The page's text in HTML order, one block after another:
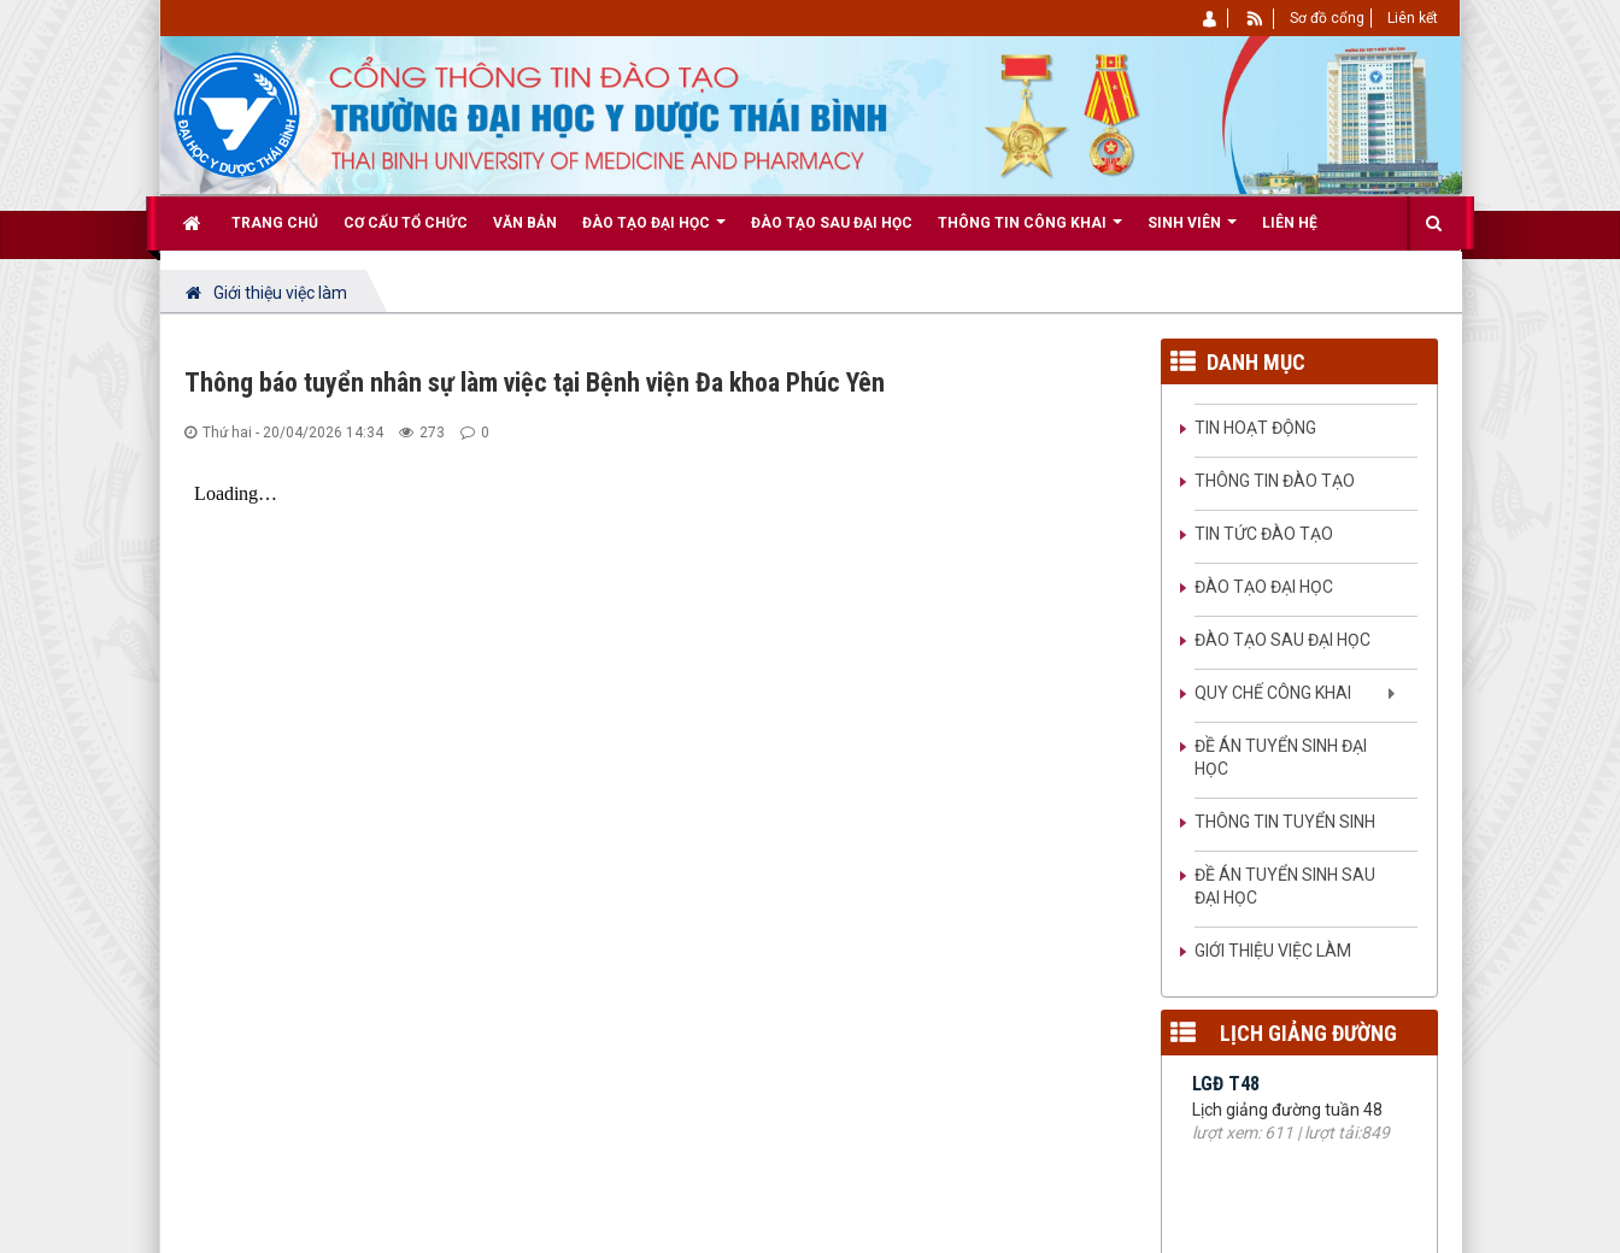
TRANG CHỦ CƠ CẤU TỔ CHỨC VĂN BẢN ĐÀO TẠO ĐẠI HỌC ĐÀO TẠO SAU ĐẠI HỌC THÔNG TIN CÔNG KHAI SINH VIÊN LIÊN HỆ
Sơ đồ cổng Liên kết
Giới thiệu việc làm
Thông báo tuyển nhân sự làm việc tại Bệnh viện Đa khoa Phúc Yên
Thứ hai - 20/04/2026 14:34 273 0
DANH MỤC
TIN HOẠT ĐỘNG
THÔNG TIN ĐÀO TẠO
TIN TỨC ĐÀO TẠO
ĐÀO TẠO ĐẠI HỌC
ĐÀO TẠO SAU ĐẠI HỌC
QUY CHẾ CÔNG KHAI
ĐỀ ÁN TUYỂN SINH ĐẠI
HỌC
THÔNG TIN TUYỂN SINH
ĐỀ ÁN TUYỂN SINH SAU
ĐẠI HỌC
GIỚI THIỆU VIỆC LÀM
LỊCH GIẢNG ĐƯỜNG
LGĐ T04
Lịch giảng đường tuần 04
lượt xem: 79 | lượt tải:146
LGĐ T03
Lịch giảng đường tuần 03
lượt xem: 1443 | lượt
tải:3869
Lịch giảng đường tuần 02
lượt xem: 1196 | lượt
tải:2578
LGT 01
lượt xem: 1349 | lượt
tải:2736
LGĐ T48
Lịch giảng đường tuần 48
lượt xem: 611 | lượt tải:849